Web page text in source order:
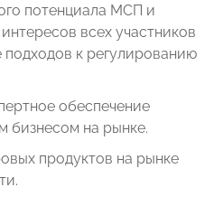
потенциала МСП и
всех участников
к регулированию
обеспечение
бизнесом на рынке.
продуктов на рынке